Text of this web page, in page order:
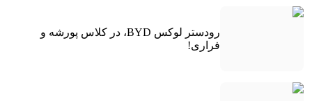
رودستر لوکس BYD، در کلاس پورشه و
فراری!